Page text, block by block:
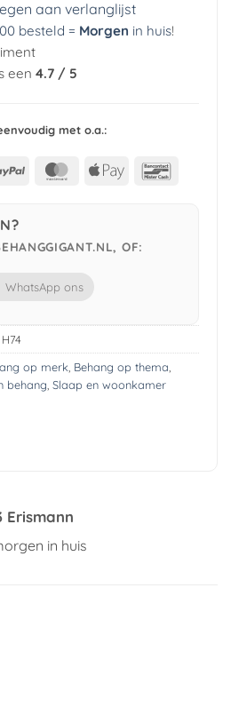
aan verlanglijst
besteld = Morgen in huis!
een 4.7 / 5
met o.a.:
PayPal MasterCard
Apple
OF:
WhatsApp ons
op merk Behang op thema
behang Slaap en woonkamer
Erismann
in huis